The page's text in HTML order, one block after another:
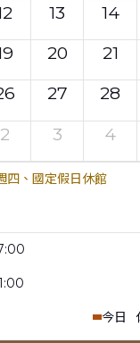
13 14
20 21
27 28
2 3 4
四、國定假日休館
今日